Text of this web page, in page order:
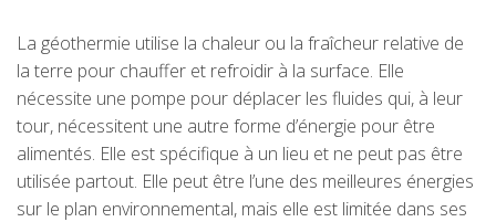
La géothermie utilise la chaleur ou la fraîcheur relative de
la terre pour chauffer et refroidir à la surface. Elle
nécessite une pompe pour déplacer les fluides qui, à leur
tour, nécessitent une autre forme d’énergie pour être
alimentés. Elle est spécifique à un lieu et ne peut pas être
utilisée partout. Elle peut être l’une des meilleures énergies
sur le plan environnemental, mais elle est limitée dans ses